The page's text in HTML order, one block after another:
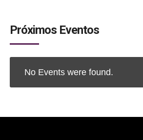
Próximos Eventos
No Events were found.